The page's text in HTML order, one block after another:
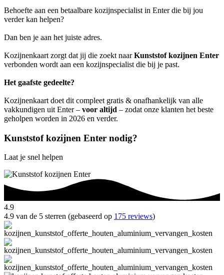
Behoefte aan een betaalbare kozijnspecialist in Enter die bij jou
verder kan helpen?
Dan ben je aan het juiste adres.
Kozijnenkaart zorgt dat jij die zoekt naarKunststof kozijnen Enter
verbonden wordt aan een kozijnspecialist die bij je past.
Het gaafste gedeelte?
Kozijnenkaart doet dit compleet gratis & onafhankelijk van alle
vakkundigen uit Enter – voor altijd – zodat onze klanten het beste
geholpen worden in 2026 en verder.
Kunststof kozijnen Enter nodig?
Laat je snel helpen
4.9
4.9 van de 5 sterren (gebaseerd op 175 reviews)